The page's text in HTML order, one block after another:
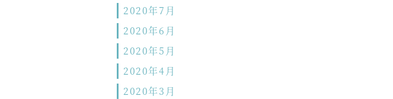
2020年7月
2020年6月
2020年5月
2020年4月
2020年3月